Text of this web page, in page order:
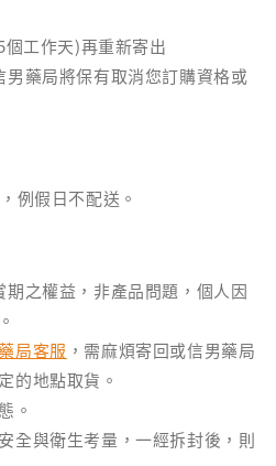
工作天)再重新寄出
男藥局將保有取消您訂購資格或
例假日不配送。
之權益，非產品問題，個人因
局客服 ，需麻煩寄回或信男藥局
的地點取貨。
。
全與衛生考量，一經拆封後，則